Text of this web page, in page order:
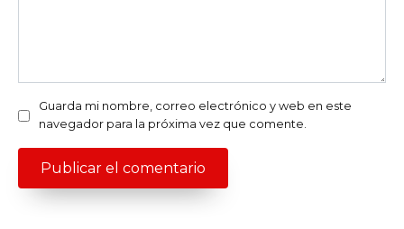
Guarda mi nombre, correo electrónico y web en este
navegador para la próxima vez que comente.